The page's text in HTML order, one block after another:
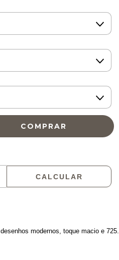
CALCULAR
desenhos modernos, toque macio e